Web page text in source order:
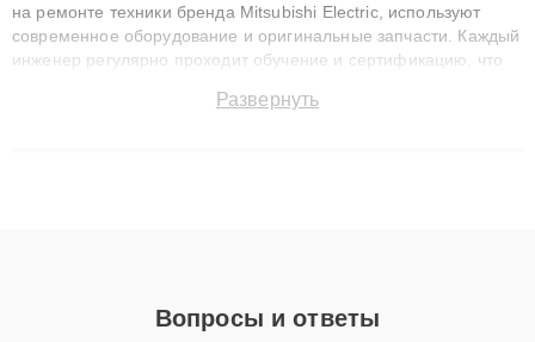
на ремонте техники бренда Mitsubishi Electric, используют
современное оборудование и оригинальные запчасти. Каждый
инженер регулярно проходит обучение и сертификацию, что
восстанавливать технику с сохранением гарантии до 3 лет.
Развернуть
Вопросы и ответы